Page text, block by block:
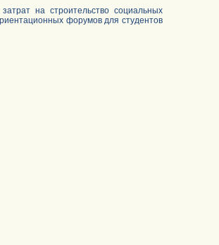
на строительство социальных
форумов для студентов